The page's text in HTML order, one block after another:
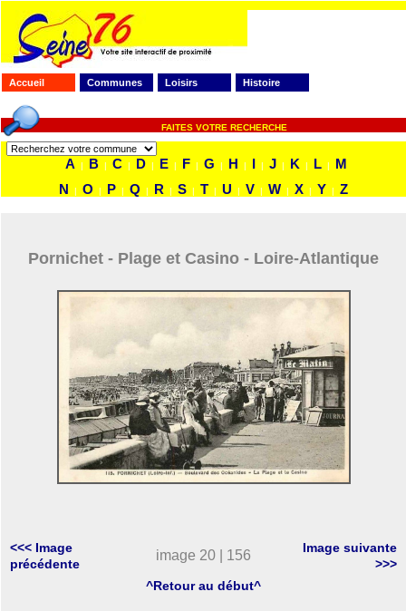
Accueil Communes Loisirs Histoire
FAITES VOTRE RECHERCHE
A | B | C | D | E | F | G | H | I | J | K | L |
M
N
| O | P | Q | R | S | T | U | V | W | X | Y | Z
Pornichet - Plage et Casino - Loire-Atlantique
<<< Image
précédente
image 20 | 156
Image suivante
>>>
^Retour au début^